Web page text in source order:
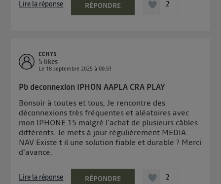
Lire la réponse RÉPONDRE 2
CCH75
5 likes
Le 18 septembre 2025 à00:51
Pb deconnexion IPHON AAPLA CRA PLAY
Bonsoir à toutes et tous, Je rencontre des
déconnexions très fréquentes et aléatoires avec
mon IPHONE 15 malgré l'achat de plusieurs câbles
différents. Je mets à jour régulièrement MEDIA
NAV Existe t il une solution fiable et durable ? Merci
d'avance.
Lire la réponse RÉPONDRE 2